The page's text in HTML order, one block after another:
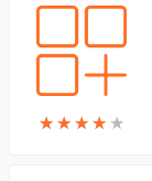
★★★★ ★
★★★★ ★